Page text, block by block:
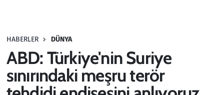
HABERLER DÜNYA
ABD: Türkiye'nin Suriye
sınırındaki meşru terör
Haber
Kültür Sanat